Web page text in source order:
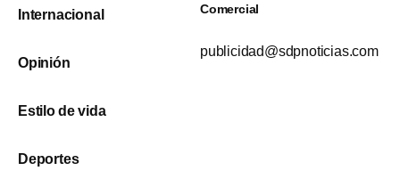
Internacional
Opinión
Estilo de vida
Deportes
Comercial
publicidad@sdpnoticias.com